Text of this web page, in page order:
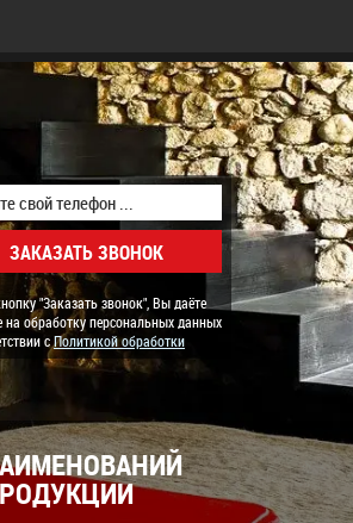
"Заказать звонок", Вы даёте
на обработку персональных данных
сПолитикой обработки